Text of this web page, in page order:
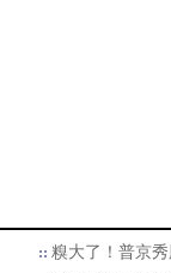
糗大了！普京